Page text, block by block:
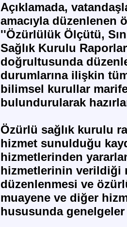
Açıklamada,
amacıyla düzenlenen
''Özürlülük Ölçütü,
Sağlık Kurulu
doğrultusunda
durumlarına ilişkin
bilimsel kurullar
bulundurularak
Özürlü sağlık kurulu
hizmet sunulduğu
hizmetlerinden
hizmetlerinin verildiği
düzenlenmesi ve
muayene ve diğer
hususunda genelgeler